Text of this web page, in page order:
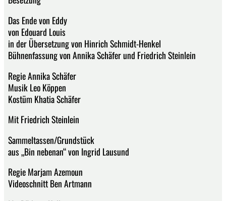
Das Ende von Eddy
von Edouard Louis
in der Übersetzung von Hinrich Schmidt-Henkel
Bühnenfassung von Annika Schäfer und Friedrich Steinlein
Regie Annika Schäfer
Musik Leo Köppen
Kostüm Khatia Schäfer
Mit Friedrich Steinlein
Sammeltassen/Grundstück
aus „Bin nebenan“ von Ingrid Lausund
Regie Marjam Azemoun
Videoschnitt Ben Artmann